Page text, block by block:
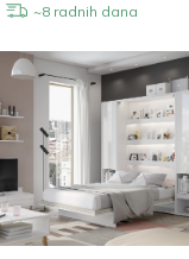
~8 radnih dana